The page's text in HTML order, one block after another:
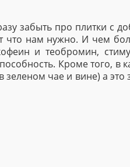
забыть про плитки с
что нам нужно. И чем
и теобромин,
Кроме того, в
чае и вине) а это